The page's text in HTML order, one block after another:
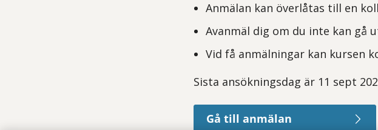
Anmälan kan överlåtas till en
Avanmäl dig om du inte kan gå
Vid få anmälningar kan kursen
Sista ansökningsdag är 11 sept
Gå till anmälan